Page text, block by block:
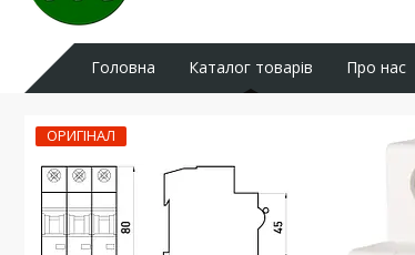
Головна Каталог товарів Про нас
ОРИГІНАЛ